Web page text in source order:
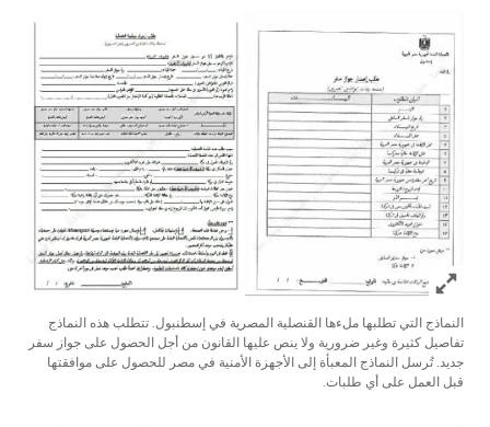
Click to expand Image
النماذج التي تطلبها ملءها القنصلية المصرية في إسطنبول. تتطلب هذه النماذج
تفاصيل كثيرة وغير ضرورية ولا ينص عليها القانون من أجل الحصول على جواز سفر
جديد. تُرسل النماذج المعبأة إلى الأجهزة الأمنية في مصر للحصول على موافقتها
قبل العمل على أي طلبات.